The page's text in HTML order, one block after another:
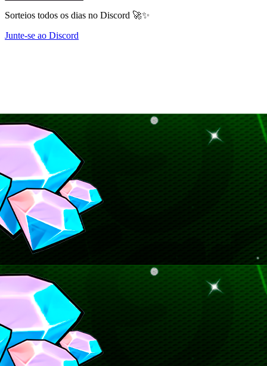
Sorteios todos os dias no Discord 🚀✨
Junte-se ao Discord